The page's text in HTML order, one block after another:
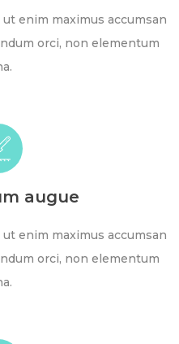
enim maximus accumsan
orci, non elementum
augue
enim maximus accumsan
orci, non elementum